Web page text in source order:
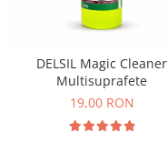
DELSIL Magic Cleaner
Multisuprafete
19,00 RON